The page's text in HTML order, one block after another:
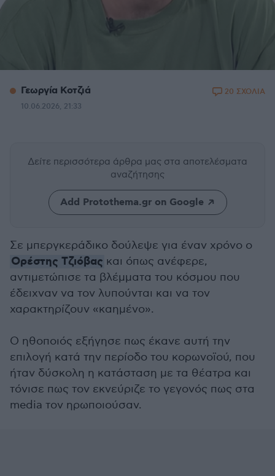
Γεωργία Κοτζιά
10.06.2026, 21:33
20 ΣΧΟΛΙΑ
Δείτε περισσότερα άρθρα μας στα αποτελέσματα
αναζήτησης
Add Protothema.gr on Google
Σε μπεργκεράδικο δούλεψε για έναν χρόνο ο
Ορέστης Τζιόβας και όπως ανέφερε,
αντιμετώπισε τα βλέμματα του κόσμου που
έδειχναν να τον λυπούνται και να τον
χαρακτηρίζουν «καημένο».
Ο ηθοποιός εξήγησε πως έκανε αυτή την
επιλογή κατά την περίοδο του κορωνοϊού, που
ήταν δύσκολη η κατάσταση με τα θέατρα και
τόνισε πως τον εκνεύριζε το γεγονός πως στα
media τον ηρωποιούσαν.